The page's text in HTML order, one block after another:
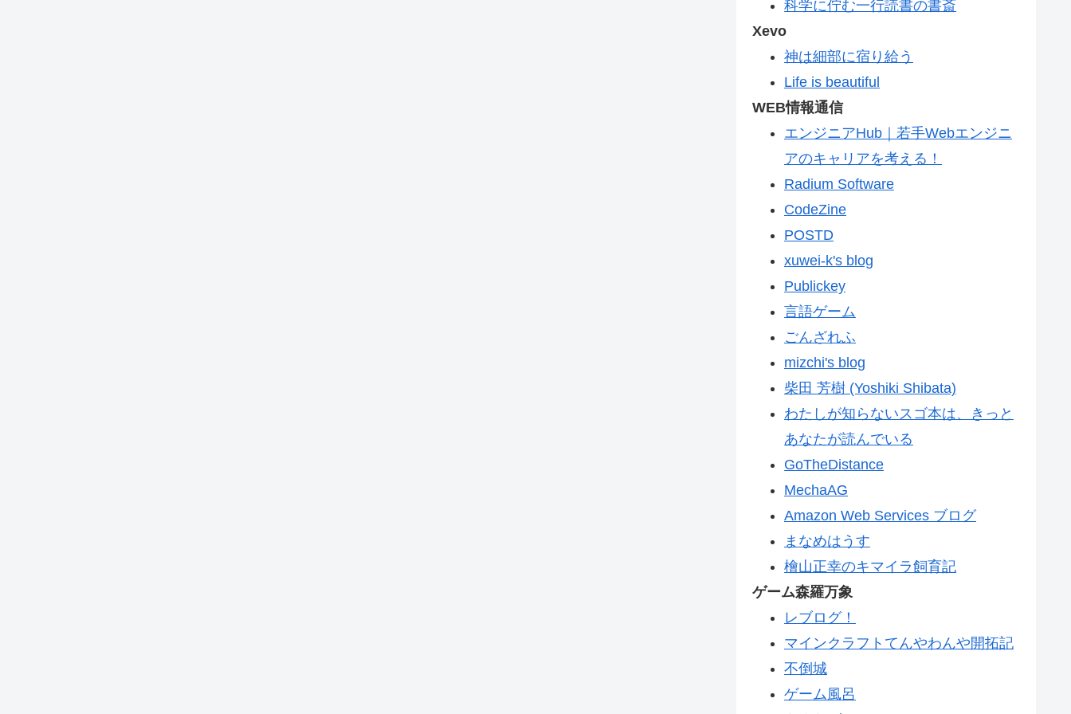
科学に佇む一行読書の書斎
Xevo
神は細部に宿り給う
Life is beautiful
WEB情報通信
エンジニアHub｜若手Webエンジニ
アのキャリアを考える！
Radium Software
CodeZine
POSTD
xuwei-k's blog
Publickey
言語ゲーム
ごんざれふ
mizchi's blog
柴田 芳樹 (Yoshiki Shibata)
わたしが知らないスゴ本は、きっと
あなたが読んでいる
GoTheDistance
MechaAG
Amazon Web Services ブログ
まなめはうす
檜山正幸のキマイラ飼育記
ゲーム森羅万象
レブログ！
マインクラフトてんやわんや開拓記
不倒城
ゲーム風呂